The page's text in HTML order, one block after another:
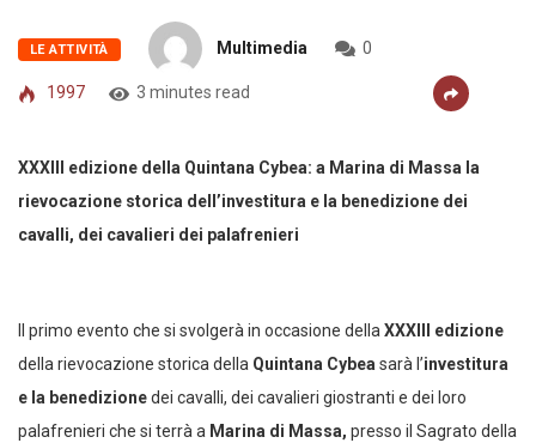
LE ATTIVITÀ Multimedia 0
1997 3 minutes read
XXXIII edizione della Quintana Cybea: a Marina di Massa la
rievocazione storica dell’investitura e la benedizione dei
cavalli, dei cavalieri dei palafrenieri
Il primo evento che si svolgerà in occasione dellaXXXIII edizione
della rievocazione storica della Quintana Cybeasarà l’investitura
e la benedizionedei cavalli, dei cavalieri giostranti e dei loro
palafrenieri che si terrà a Marina di Massa, presso il Sagrato della